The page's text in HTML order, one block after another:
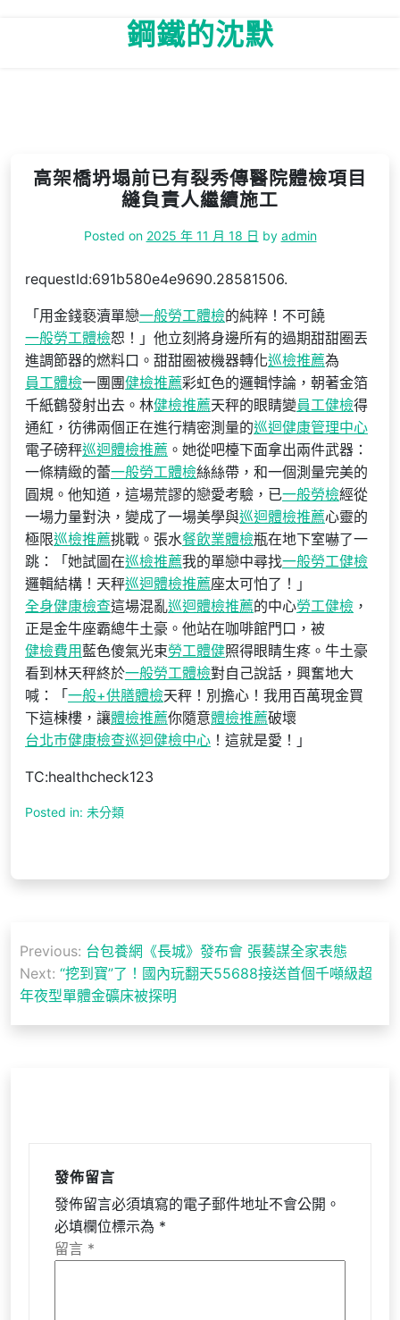
鋼鐵的沈默
高架橋坍塌前已有裂秀傳醫院體檢項目
縫負責人繼續施工
Posted on 2025 年 11 月 18 日 by admin
requestId:691b580e4e9690.28581506.
「用金錢褻瀆單戀一般勞工體檢的純粹！不可饒
一般勞工體檢恕！」他立刻將身邊所有的過期甜甜圈丟
進調節器的燃料口。甜甜圈被機器轉化巡檢推薦為
員工體檢一團團健檢推薦彩虹色的邏輯悖論，朝著金箔
千紙鶴發射出去。林健檢推薦天秤的眼睛變員工健檢得
通紅，彷彿兩個正在進行精密測量的巡迴健康管理中心
電子磅秤巡迴體檢推薦 。她從吧檯下面拿出兩件武器：
一條精緻的蕾一般勞工體檢絲絲帶，和一個測量完美的
圓規。他知道，這場荒謬的戀愛考驗，已一般勞檢經從
一場力量對決，變成了一場美學與巡迴體檢推薦心靈的
極限巡檢推薦挑戰。張水餐飲業體檢瓶在地下室嚇了一
跳：「她試圖在巡檢推薦我的單戀中尋找一般勞工健檢
邏輯結構！天秤巡迴體檢推薦座太可怕了！」
全身健康檢查這場混亂巡迴體檢推薦的中心勞工健檢 ，
正是金牛座霸總牛土豪。他站在咖啡館門口，被
健檢費用藍色傻氣光束勞工體健照得眼睛生疼。牛土豪
看到林天秤終於一般勞工體檢對自己說話，興奮地大
喊：「一般+供膳體檢天秤！別擔心！我用百萬現金買
下這棟樓，讓體檢推薦你隨意體檢推薦破壞
台北巿健康檢查巡迴健檢中心 ！這就是愛！」
TC:healthcheck123
Posted in: 未分類
章
導
覽
Previous: 台包養網《長城》發布會 張藝謀全家表態
Next: “挖到寶”了！國內玩翻天55688接送首個千噸級超
年夜型單體金礦床被探明
發佈留言
發佈留言必須填寫的電子郵件地址不會公開。
必填欄位標示為 *
留言 *